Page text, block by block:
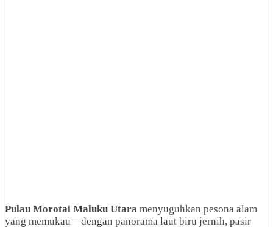
Pulau Morotai Maluku Utara menyuguhkan pesona alam
yang memukau—dengan panorama laut biru jernih, pasir